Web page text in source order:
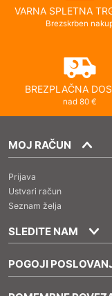
VARNA SPLETNA
Brezskrben
BREZPLAČNA
nad 80 €
MOJ RAČUN
Prijava
Ustvari račun
Seznam želja
SLEDITE NAM
POGOJI